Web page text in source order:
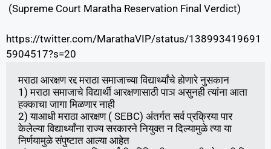
(Supreme Court Maratha Reservation Final Verdict)
https://twitter.com/MarathaVIP/status/138993419691
5904517?s=20
मराठा आरक्षण रद्द मराठा समाजाच्या विद्यार्थ्यांचे होणारे नुसकान
1) मराठा समाजाचे विद्यार्थी आरक्षणासाठी पाञ असुनही त्यांना आता
हक्काचा जागा मिळणार नाही
2) याआधी मराठा आरक्षण ( SEBC) अंतर्गत सर्व प्रक्रिया पार
केलेल्या विद्यार्थ्यांना राज्य सरकारने नियुक्त न दिल्यामुळे त्या या
निर्णयामुळे संपुष्टात आल्या आहेत